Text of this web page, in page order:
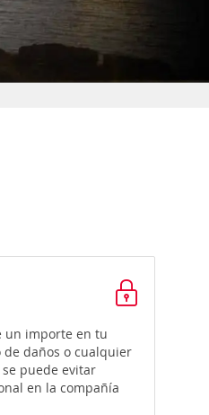
un importe en tu
daños o cualquier
puede evitar
en la compañía